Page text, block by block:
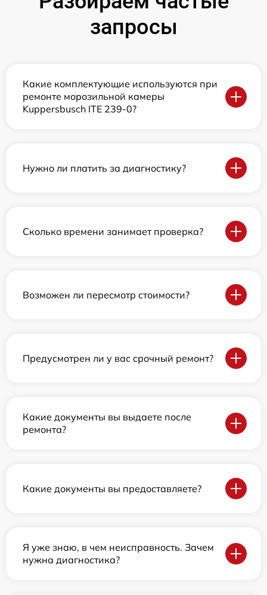
запросы
Какие комплектующие используются при
ремонте морозильной камеры
Kuppersbusch ITE 239-0?
Нужно ли платить за диагностику?
Сколько времени занимает проверка?
Возможен ли пересмотр стоимости?
Предусмотрен ли у вас срочный ремонт?
Какие документы вы выдаете после
ремонта?
Какие документы вы предоставляете?
Я уже знаю, в чем неисправность. Зачем
нужна диагностика?